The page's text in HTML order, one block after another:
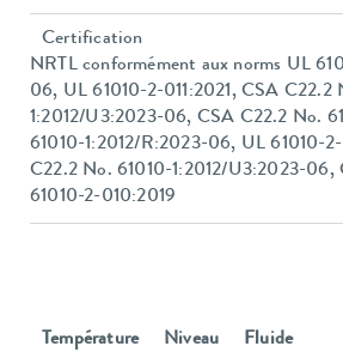
Certification
NRTL conformément aux norms UL
06, UL 61010-2-011:2021, CSA C22.2
1:2012/U3:2023-06, CSA C22.2 No.
61010-1:2012/R:2023-06, UL 61010-
C22.2 No. 61010-1:2012/U3:2023-06,
61010-2-010:2019
Température Niveau Fluide